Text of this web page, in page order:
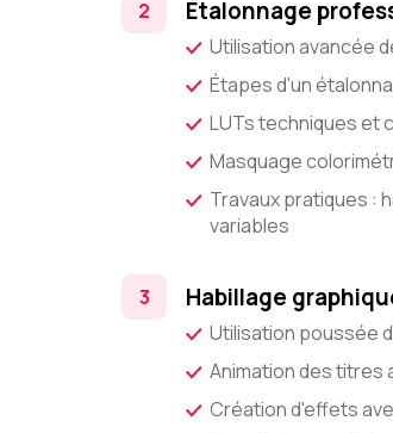
Étalonnage
Utilisation avancée
Étapes d'un
LUTs techniques et
Masquage
Travaux pratiques :
variables
Habillage
Utilisation poussée
Animation des titres
Création d'effets